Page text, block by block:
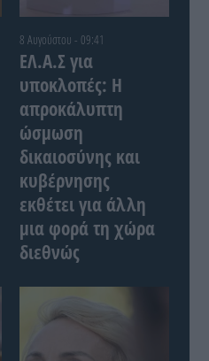
8 Αυγούστου - 09:41
ΕΛ.Α.Σ για
υποκλοπές: Η
απροκάλυπτη
ώσμωση
δικαιοσύνης και
κυβέρνησης
εκθέτει για άλλη
μια φορά τη χώρα
διεθνώς